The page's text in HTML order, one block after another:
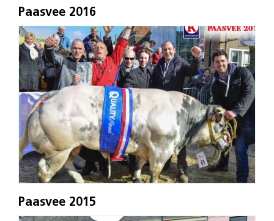
Paasvee 2016
Paasvee 2015